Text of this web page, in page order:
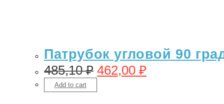
Патрубок угловой 90
485,10₽ 462,00 ₽
Add to cart